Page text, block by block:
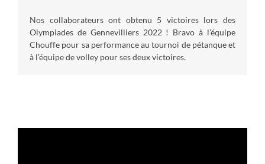
Nos collaborateurs ont obtenu 5 victoires lors des
Olympiades de Gennevilliers 2022 ! Bravo à l’équipe
Chouffe pour sa performance au tournoi de pétanque et
à l’équipe de volley pour ses deux victoires.